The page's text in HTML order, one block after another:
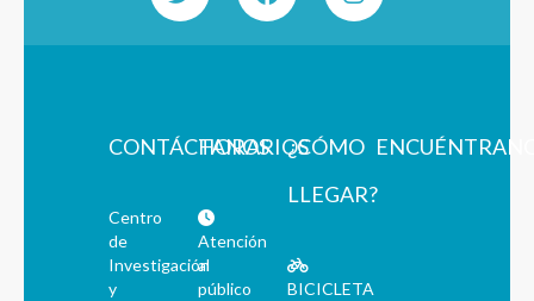
CONTÁCTANOS
Centro
de
Investigación
y
HORARIOS
Atención
al
público
¿CÓMO
LLEGAR?
BICICLETA